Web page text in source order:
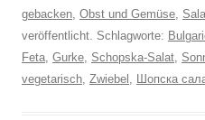
gebacken, Obst und Gemüse,
veröffentlicht. Schlagworte:
Feta, Gurke, Schopska-Salat,
vegetarisch, Zwiebel , Шопска